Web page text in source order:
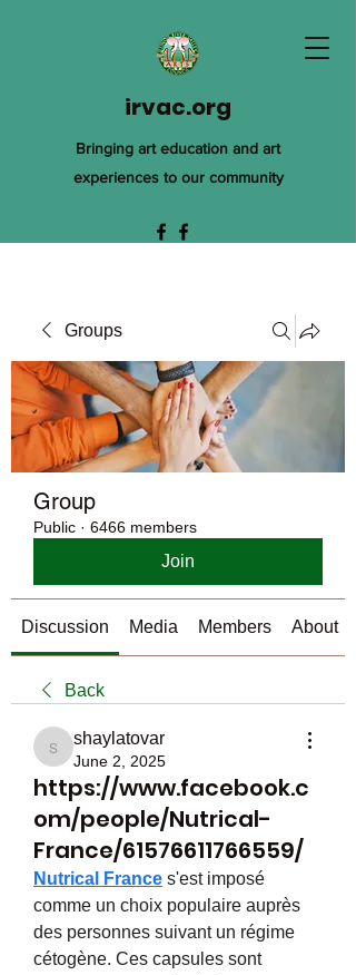
irvac.org
Bringing art education and art
experiences to our community
Groups
Group
Public · 6466 members
Join
Discussion Media Members About
Back
shaylatovar
shaylatovar
June 2, 2025
https://www.facebook.c
om/people/Nutrical-
France/61576611766559/
Nutrical France s'est imposé
comme un choix populaire auprès
des personnes suivant un régime
cétogène. Ces capsules sont